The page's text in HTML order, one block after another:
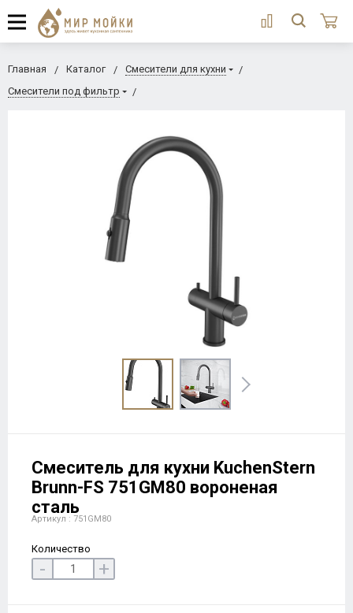
Главная Каталог
Смесители для кухни
Смесители под фильтр
Смеситель для кухни KuchenStern
Brunn-FS 751GM80 вороненая
сталь
Артикул : 751GM80
Количество
- +